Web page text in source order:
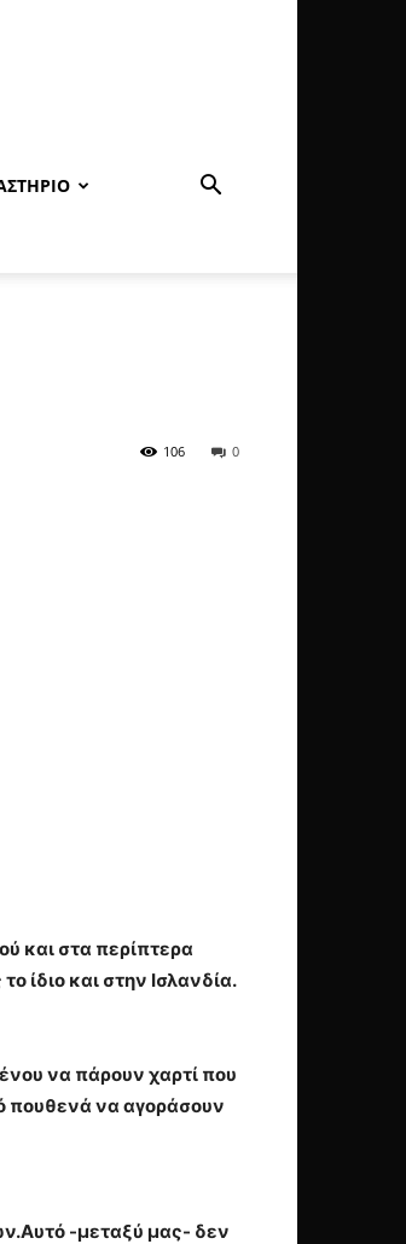
0
106
και στα περίπτερα
ίδιο και στην Ισλανδία.
να πάρουν χαρτί που
πουθενά να αγοράσουν
-μεταξύ μας- δεν